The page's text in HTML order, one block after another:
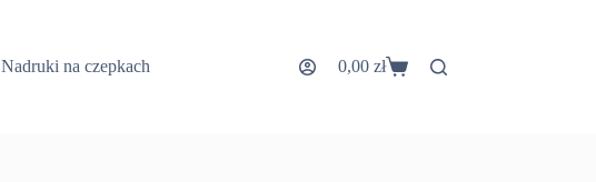
Nadruki na czepkach Koszyk
0,00 zł